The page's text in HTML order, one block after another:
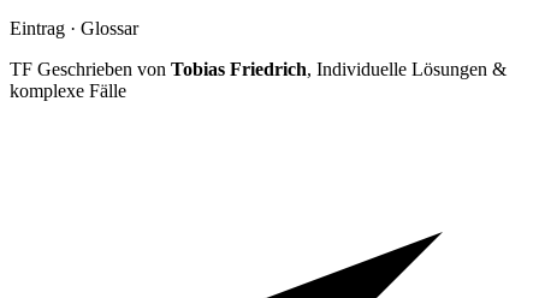
Eintrag · Glossar
TF Geschrieben von Tobias Friedrich, Individuelle Lösungen &
komplexe Fälle